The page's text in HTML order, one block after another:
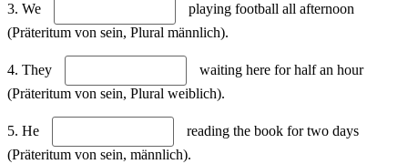
3. We
playing football all afternoon
(Präteritum von sein, Plural männlich).
4. They
waiting here for half an hour
(Präteritum von sein, Plural weiblich).
5. He
reading the book for two days
(Präteritum von sein, männlich).